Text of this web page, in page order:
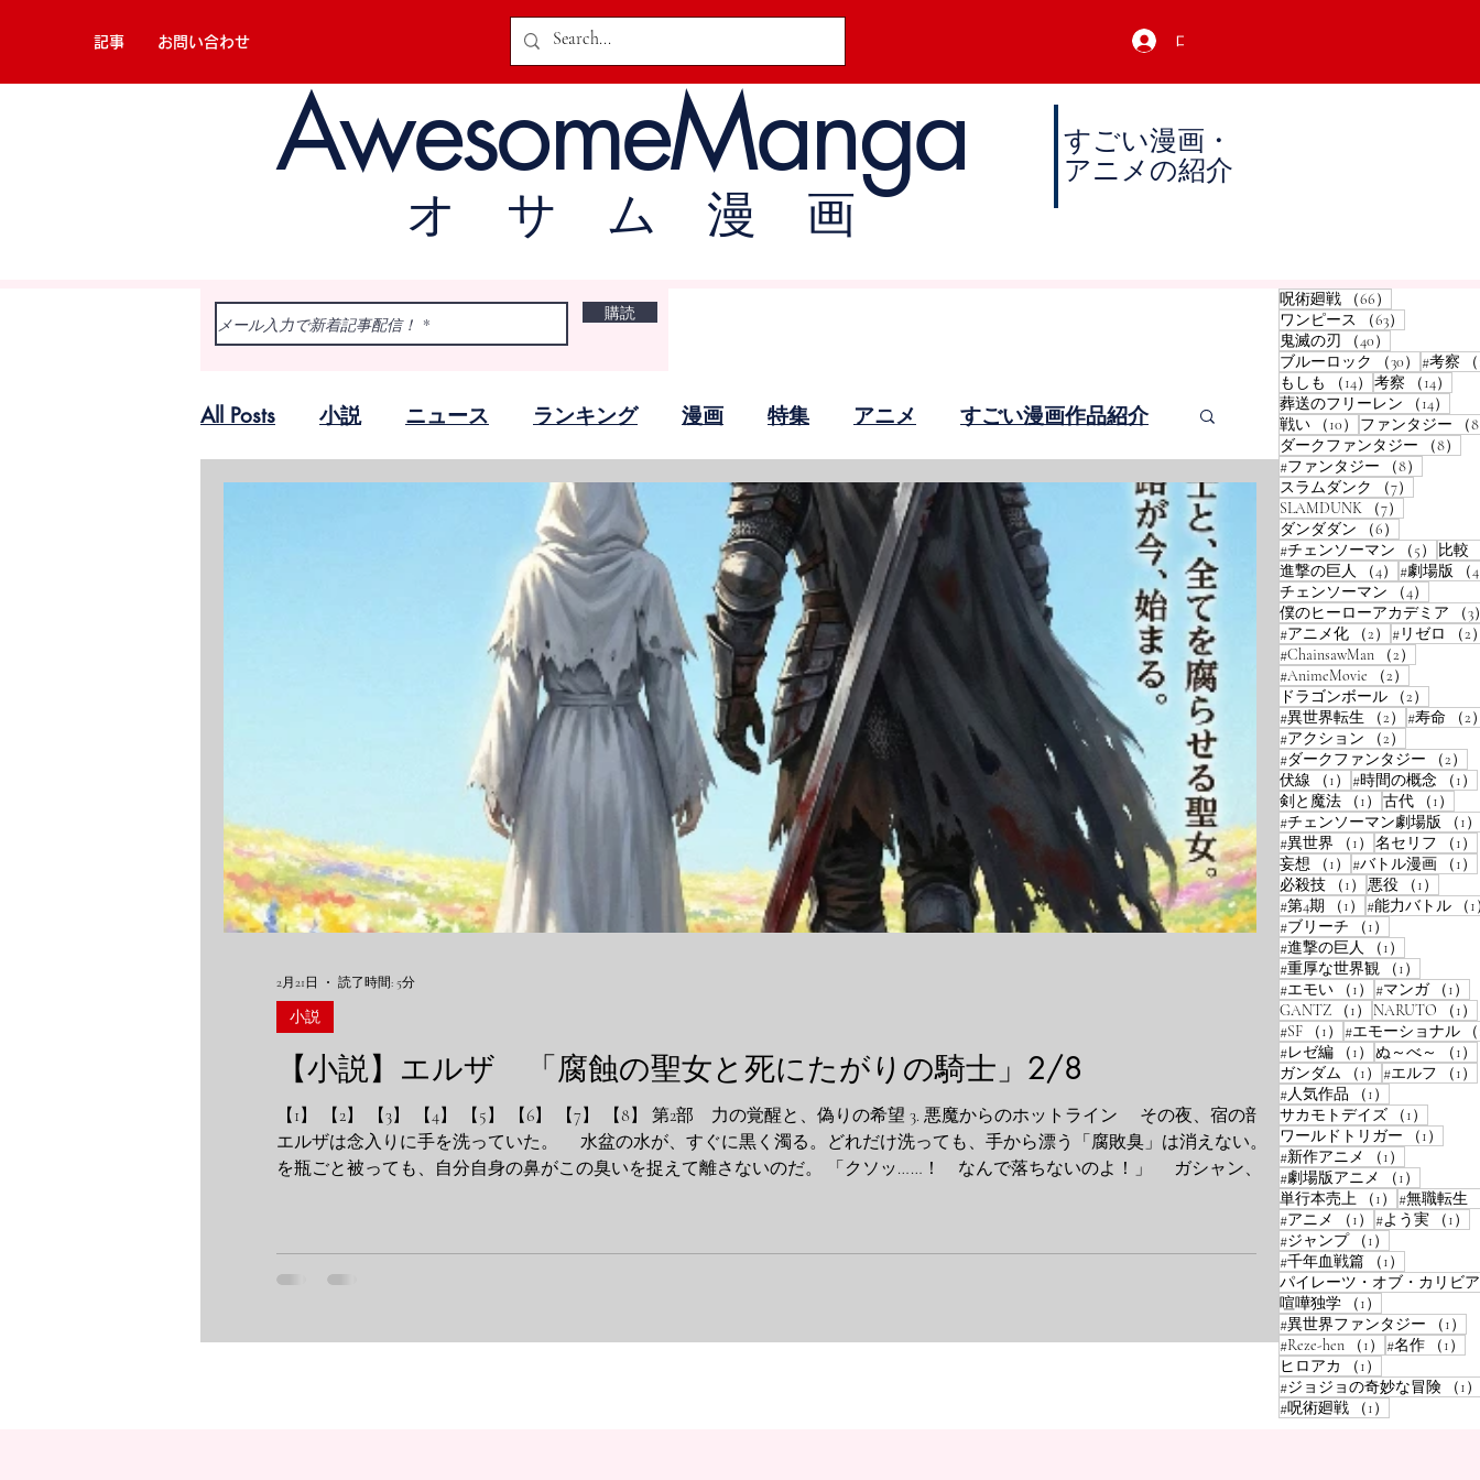
記事 お問い合わせ ログイン
AwesomeManga
オサム漫画
すごい漫画・
アニメの紹介
購読
All Posts 小説 ニュース ランキング 漫画 特集 アニメ すごい漫画作品紹介
【小説】エルザ 「腐蝕の聖女と死にたがりの騎士」2/8
【1】 【2】 【3】 【4】 【5】 【6】 【7】 【8】 第2部 力の覚醒と、偽りの希望 3. 悪魔からのホットライン その夜、宿の部屋で
エルザは念入りに手を洗っていた。 水盆の水が、すぐに黒く濁る。どれだけ洗っても、手から漂う「腐敗臭」は消えない。香水
を瓶ごと被っても、自分自身の鼻がこの臭いを捉えて離さないのだ。 「クソッ……！ なんで落ちないのよ！」 ガシャン、と水
盆を蹴り飛ばした時、荷物の中にあった通信具が鳴った。 不快な通知音。発信者は分かっている。 エルザの主治医であり、彼
女を管理する「飼い主」。闇医者ヴィクターだ。 『やあ、僕の可愛いモルモットちゃん。ご機嫌いかがかな？』 通信具の向こう
から、ねっとりとした男の声が響く。 「最悪よ。仮面の裏が蒸れてニキビができそう。……何の用？ 今月の『抑制剤』なら、ま
だ残ってるわよ」 エルザは小瓶を見つめる。ヴィクターが作った薬。これを飲まないと、彼女の腐敗は全身に回り、彼女自身を
小説
2月21日 読了時間: 5分
呪術廻戦 （66）
ワンピース
（63）
鬼滅の刃
（40）
ブルーロック
（30） 30件の
#考察
もしも
（14） 14件の記事
考察 （14）
葬送のフリーレン
（14）
戦い
（10） 10件の記事
ファンタジー
（
ダークファンタジー
（8）
#ファンタジー
（8）
スラムダンク
（7）
SLAMDUNK
（7）
ダンダダン
（6）
#チェンソーマン
（5） 5件の
比較
進撃の巨人
（4） 4件の記事
#劇場版
チェンソーマン
（4）
僕のヒーローアカデミア
（
#アニメ化
（2） 2件の記事
#リゼロ
（2
#ChainsawMan
（2）
#AnimeMovie
（2）
ドラゴンボール
（2）
#異世界転生
（2） 2件の記事
#寿命
（2
#アクション
（2）
#ダークファンタジー
（2）
伏線
（1） 1件の記事
#時間の概念 （1）
剣と魔法
（1） 1件の記事
古代 （1）
#チェンソーマン劇場版
（1）
#異世界
（1） 1件の記事
名セリフ （1）
妄想
（1） 1件の記事
#バトル漫画 （1）
必殺技
（1） 1件の記事
悪役 （1）
#第4期
（1） 1件の記事
#能力バトル
（
#ブリーチ
（1）
#進撃の巨人
（1）
#重厚な世界観
（1）
#エモい
（1） 1件の記事
#マンガ （1）
GANTZ
（1） 1件の記事
NARUTO （1）
#SF
（1） 1件の記事
#エモーショナル
#レゼ編
（1） 1件の記事
ぬ～べ～ （1）
ガンダム
（1） 1件の記事
#エルフ （1）
#人気作品
（1）
サカモトデイズ
（1）
ワールドトリガー
（1）
#新作アニメ
（1）
#劇場版アニメ
（1）
単行本売上
（1） 1件の記事
#無職転生
#アニメ
（1） 1件の記事
#よう実 （1）
#ジャンプ
（1）
#千年血戦篇
（1）
パイレーツ・オブ・カリビ
喧嘩独学
（1）
#異世界ファンタジー
（1）
#Reze-hen
（1） 1件の記事
#名作 （1）
ヒロアカ
（1）
#ジョジョの奇妙な冒険
（1）
#呪術廻戦
（1）